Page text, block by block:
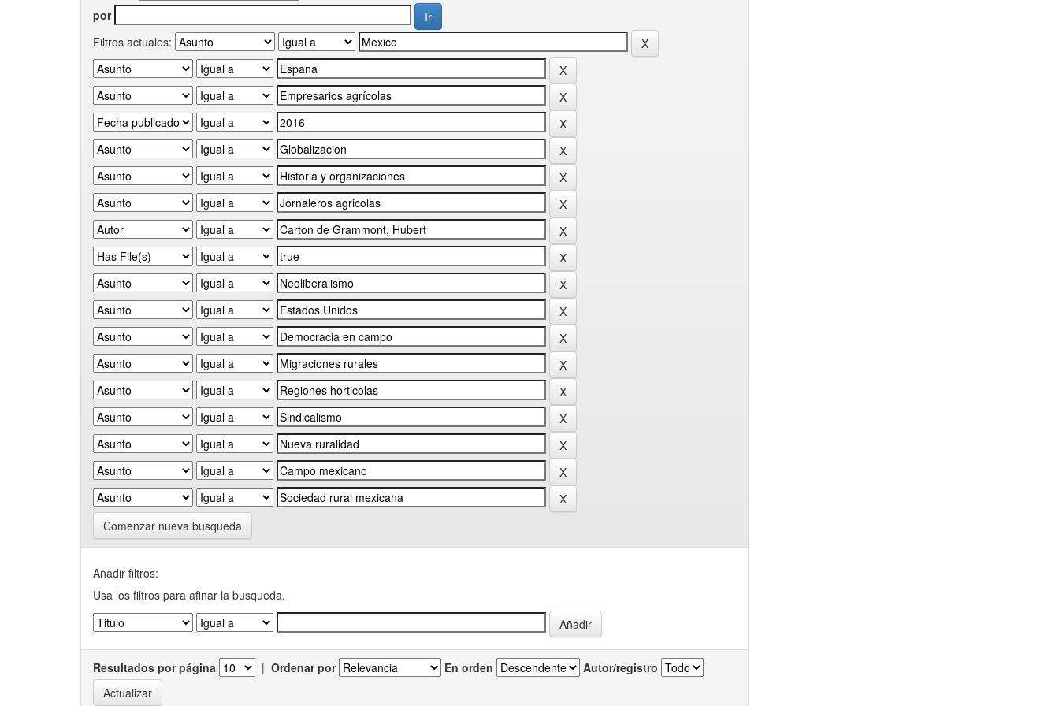
por
Filtros actuales:
Comenzar nueva busqueda
Añadir filtros:
Usa los filtros para afinar la busqueda.
Resultados por página | Ordenar por En orden Autor/registro